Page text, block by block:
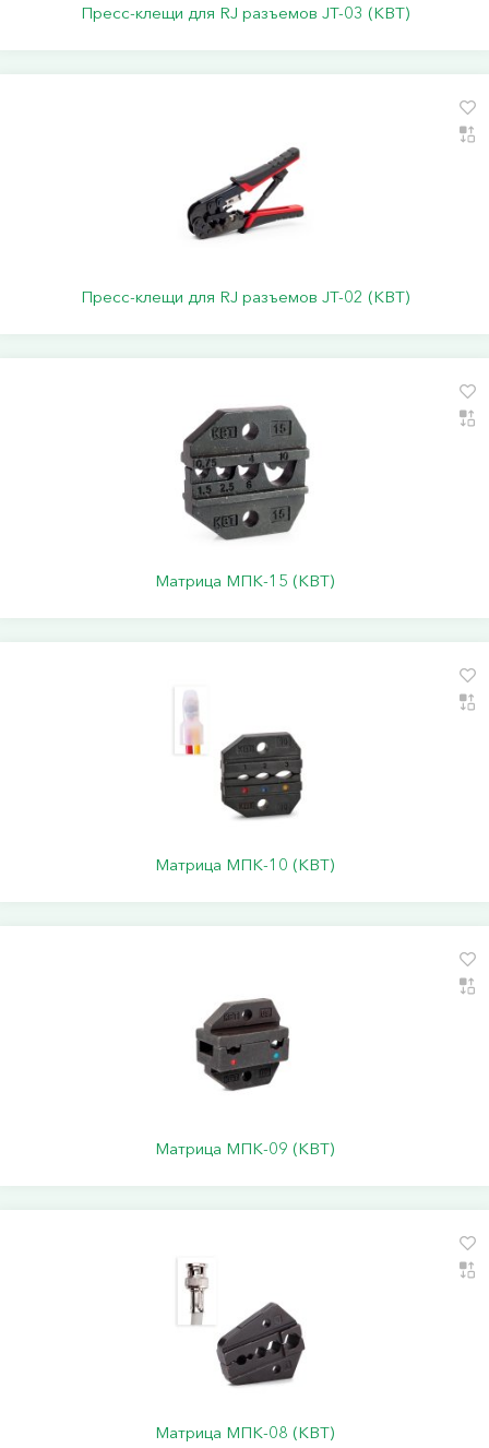
Пресс-клещи для RJ разъемов JT-03 (КВТ)
Пресс-клещи для RJ разъемов JT-02 (КВТ)
Матрица МПК-15 (КВТ)
Матрица МПК-10 (КВТ)
Матрица МПК-09 (КВТ)
Матрица МПК-08 (КВТ)